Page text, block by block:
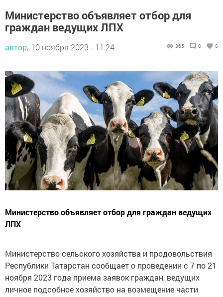
граждан ведущих ЛПХ
автор, 10 ноября 2023 - 11:24
ЛПХ
Республики Татарстан сообщает о проведении с 7 по 21
ноября 2023 года приема заявок граждан, ведущих
личное подсобное хозяйство на возмещение части
затрат на приобретение товарного и племенного